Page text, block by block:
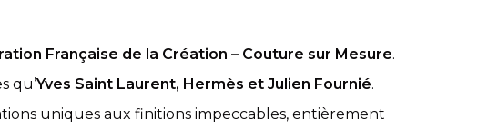
Française de la Création – Couture sur Mesure.
qu’Yves Saint Laurent, Hermès et Julien Fournié.
uniques aux finitions impeccables, entièrement